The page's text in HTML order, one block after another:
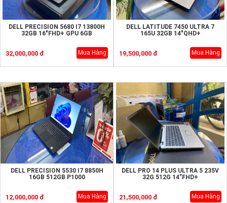
DELL PRECISION 5680 I7 13800H
32GB 16"FHD+ GPU 6GB
32,000,000 đ Mua Hàng
DELL LATITUDE 7450 ULTRA 7
165U 32GB 14"QHD+
19,500,000 đ Mua Hàng
DELL PRECISION 5530 I7 8850H
16GB 512GB P1000
12,000,000 đ Mua Hàng
DELL PRO 14 PLUS ULTRA 5 235V
32G 512G 14”FHD+
21,500,000 đ Mua Hàng